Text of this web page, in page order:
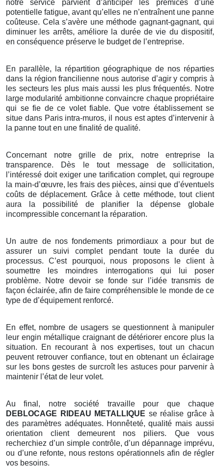
notre service parvient d’anticiper les prémices d’une
potentielle fatigue, avant qu’elles ne n’entraînent une panne
coûteuse. Cela s’avère une méthode gagnant-gagnant, qui
diminuer les arrêts, améliore la durée de vie du dispositif,
en conséquence préserve le budget de l’entreprise.
En parallèle, la répartition géographique de nos réparties
dans la région francilienne nous autorise d’agir y compris à
les secteurs les plus mais aussi les plus fréquentés. Notre
large modularité ambitionne convaincre chaque propriétaire
qui se fie de ce volet fiable. Que votre établissement se
situe dans Paris intra-muros, il nous est aptes d’intervenir à
la panne tout en une finalité de qualité.
Concernant notre grille de prix, notre entreprise la
transparence. Dès le tout message de sollicitation,
l’intéressé doit exiger une tarification complet, qui regroupe
la main-d’œuvre, les frais des pièces, ainsi que d’éventuels
coûts de déplacement. Grâce à cette méthode, tout client
aura la possibilité de planifier la dépense globale
incompressible concernant la réparation.
Un autre de nos fondements primordiaux a pour but de
assurer un suivi complet pendant toute la durée du
processus. C’est pourquoi, nous proposons le client à
soumettre les moindres interrogations qui lui poser
problème. Notre devoir se fonde sur l’idée transmis de
façon éclairée, afin de faire compréhensible le monde de ce
type de d’équipement renforcé.
En effet, nombre de usagers se questionnent à manipuler
leur engin métallique craignant de détériorer encore plus la
situation. En recourant à nos expertises, tout un chacun
peuvent retrouver confiance, tout en obtenant un éclairage
sur les bons gestes de surcroît les astuces pour parvenir à
maintenir l’état de leur volet.
Au final, notre société travaille pour que chaque
DEBLOCAGE RIDEAU METALLIQUE se réalise grâce à
des paramètres adéquates. Honnêteté, qualité mais aussi
orientation client demeurent nos piliers. Que vous
recherchiez d’un simple contrôle, d’un dépannage imprévu,
ou d’une refonte, nous restons opérationnels afin de régler
vos besoins.